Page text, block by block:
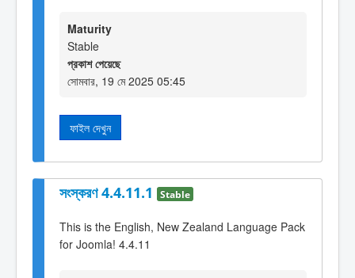
Maturity
Stable
প্রকাশ পেয়েছে
সোমবার, 19 মে 2025 05:45
ফাইল দেখুন
সংস্করণ 4.4.11.1 Stable
This is the English, New Zealand Language Pack
for Joomla! 4.4.11